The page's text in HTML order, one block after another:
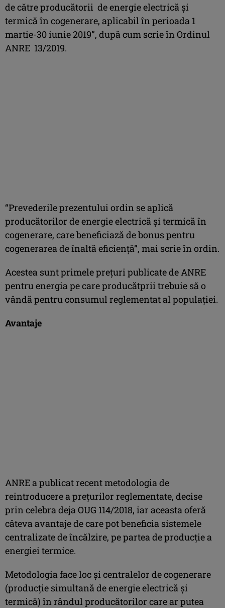
de către producătorii de energie electrică şi
termică în cogenerare, aplicabil în perioada 1
martie-30 iunie 2019”, după cum scrie în Ordinul
ANRE 13/2019.
“Prevederile prezentului ordin se aplică
producătorilor de energie electrică şi termică în
cogenerare, care beneficiază de bonus pentru
cogenerarea de înaltă eficienţă”, mai scrie în ordin.
Acestea sunt primele preţuri publicate de ANRE
pentru energia pe care producătprii trebuie să o
vândă pentru consumul reglementat al populaţiei.
Avantaje
ANRE a publicat recent metodologia de
reintroducere a preţurilor reglementate, decise
prin celebra deja OUG 114/2018, iar aceasta oferă
câteva avantaje de care pot beneficia sistemele
centralizate de încălzire, pe partea de producţie a
energiei termice.
Metodologia face loc şi centralelor de cogenerare
(producţie simultană de energie electrică şi
termică) în rândul producătorilor care ar putea